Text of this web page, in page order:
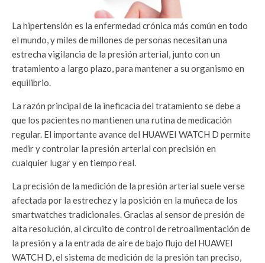
La hipertensión es la enfermedad crónica más común en todo
el mundo, y miles de millones de personas necesitan una
estrecha vigilancia de la presión arterial, junto con un
tratamiento a largo plazo, para mantener a su organismo en
equilibrio.
La razón principal de la ineficacia del tratamiento se debe a
que los pacientes no mantienen una rutina de medicación
regular. El importante avance del HUAWEI WATCH D permite
medir y controlar la presión arterial con precisión en
cualquier lugar y en tiempo real.
La precisión de la medición de la presión arterial suele verse
afectada por la estrechez y la posición en la muñeca de los
smartwatches tradicionales. Gracias al sensor de presión de
alta resolución, al circuito de control de retroalimentación de
la presión y a la entrada de aire de bajo flujo del HUAWEI
WATCH D, el sistema de medición de la presión tan preciso,